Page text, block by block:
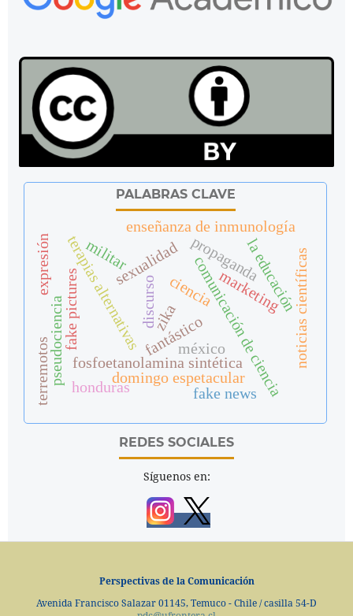
PALABRAS CLAVE
discurso ciencia
comunicación de ciencia
fosfoetanolamina sintética
fantástico
domingo espetacular
terapias alternativas marketing
la educación
pseudociencia
sexualidad
enseñanza de inmunología
noticias científicas
honduras
fake pictures
fake news
zika
terremotos méxico
propaganda
militar
expresión
REDES SOCIALES
Síguenos en:
Perspectivas de la Comunicación
Avenida Francisco Salazar 01145, Temuco - Chile / casilla 54-D